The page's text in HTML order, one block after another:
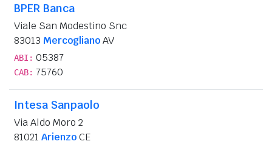
BPER Banca
Viale San Modestino Snc
83013 MercoglianoAV
ABI: 05387
CAB: 75760
Intesa Sanpaolo
Via Aldo Moro 2
81021 ArienzoCE